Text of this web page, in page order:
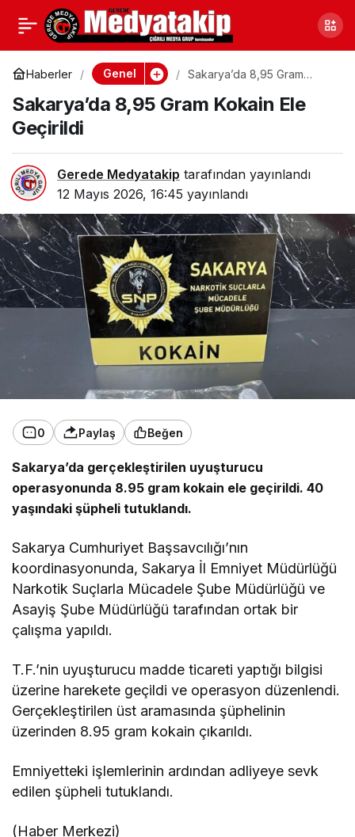
Haberler Genel
Sakarya’da 8,95 Gram
Sakarya’da 8,95 Gram Kokain Ele
Geçirildi
Gerede Medyatakip tarafından yayınlandı
12 Mayıs 2026, 16:45 yayınlandı
0 Paylaş Beğen
Sakarya’da gerçekleştirilen uyuşturucu
operasyonunda 8.95 gram kokain ele geçirildi. 40
yaşındaki şüpheli tutuklandı.
Sakarya Cumhuriyet Başsavcılığı’nın
koordinasyonunda, Sakarya İl Emniyet Müdürlüğü
Narkotik Suçlarla Mücadele Şube Müdürlüğü ve
Asayiş Şube Müdürlüğü tarafından ortak bir
çalışma yapıldı.
T.F.’nin uyuşturucu madde ticareti yaptığı bilgisi
üzerine harekete geçildi ve operasyon düzenlendi.
Gerçekleştirilen üst aramasında şüphelinin
üzerinden 8.95 gram kokain çıkarıldı.
Emniyetteki işlemlerinin ardından adliyeye sevk
edilen şüpheli tutuklandı.
(Haber Merkezi)
Sakarya’da 8,95 Gram
Kokain Ele Geçirildi
0